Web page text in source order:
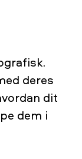
deres
dit
dem i